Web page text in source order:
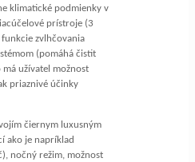
klimatické podmienky v
prístroje (3
zvlhčovania
(pomáhá čistit
užívatel možnost
priaznivé účinky
čiernym luxusným
ako je napríklad
nočný režim, možnost